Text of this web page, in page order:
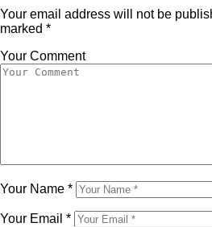
Your email address will not be
marked *
Your Comment
Your Name *
Your Email *